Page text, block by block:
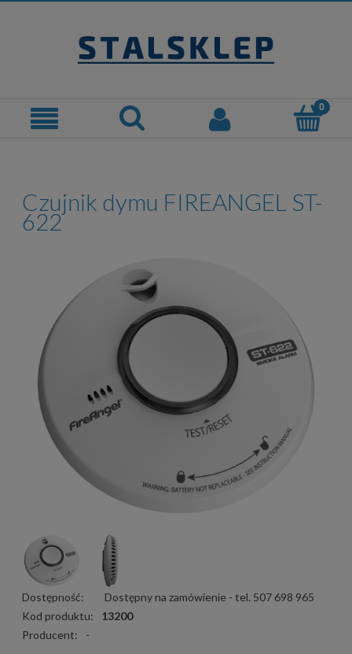
Czujnik dymu FIREANGEL ST-
622
Dostępność:
Dostępny na zamówienie - tel. 507 698 965
Kod produktu:
13200
Producent:
-